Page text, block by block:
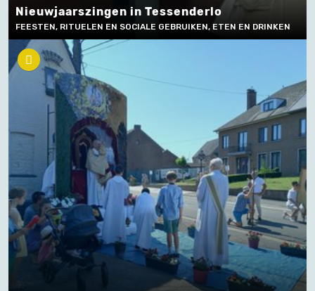
Nieuwjaarszingen in Tessenderlo
FEESTEN, RITUELEN EN SOCIALE GEBRUIKEN, ETEN EN DRINKEN